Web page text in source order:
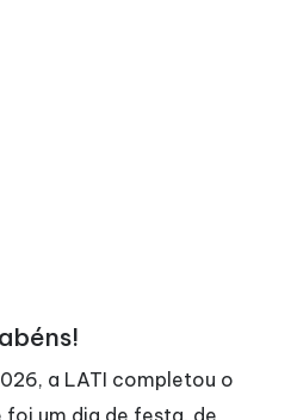
Assembleia Geral
03-2026 (18h30)
Atividades e Contas